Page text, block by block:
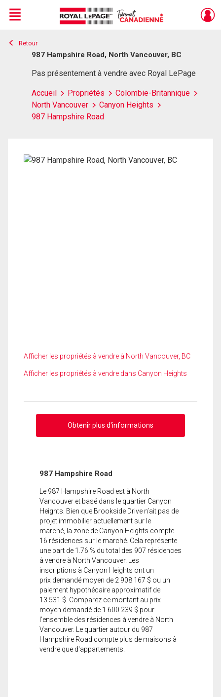
Live
En Direct
Menu
Retour
987 Hampshire Road, North Vancouver, BC
Pas présentement à vendre avec Royal LePage
Accueil Propriétés
Colombie-Britannique
North Vancouver
Canyon Heights
987 Hampshire Road
Afficher les propriétés à vendre à North Vancouver, BC
Afficher les propriétés à vendre dans Canyon Heights
Obtenir plus d'informations
987 Hampshire Road
Le 987 Hampshire Road est à North
Vancouver et basé dans le quartier Canyon
Heights. Bien que Brookside Drive n’ait pas de
projet immobilier actuellement sur le
marché, la zone de Canyon Heights compte
16 résidences sur le marché. Cela représente
une part de 1.76 % du total des 907 résidences
à vendre à North Vancouver. Les
inscriptions à Canyon Heights ont un
prix demandé moyen de 2 908 167 $ ou un
paiement hypothécaire approximatif de
13 531 $. Comparez ce montant au prix
moyen demandé de 1 600 239 $ pour
l’ensemble des résidences à vendre à North
Vancouver. Le quartier autour du 987
Hampshire Road compte plus de maisons à
vendre que d'appartements.